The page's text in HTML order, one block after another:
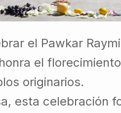
el Pawkar
el
originarios.
esta celebración